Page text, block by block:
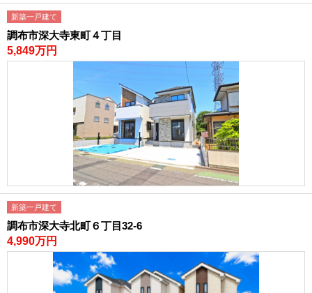
新築一戸建て
調布市深大寺東町４丁目
5,849万円
新築一戸建て
調布市深大寺北町６丁目32-6
4,990万円